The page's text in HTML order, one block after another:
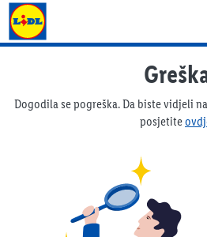
Lidl katalog
Dogodila se pogreška. Da biste vidjeli
posjetite